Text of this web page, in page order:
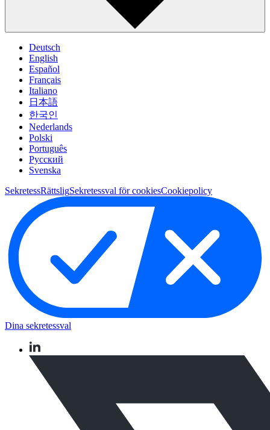
Deutsch
English
Español
Français
Italiano
日本語
한국인
Nederlands
Polski
Português
Pусский
Svenska
SekretessRättsligSekretessval för cookiesCookiepolicy
Dina sekretessval